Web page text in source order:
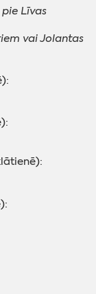
Līvas
vai Jolantas